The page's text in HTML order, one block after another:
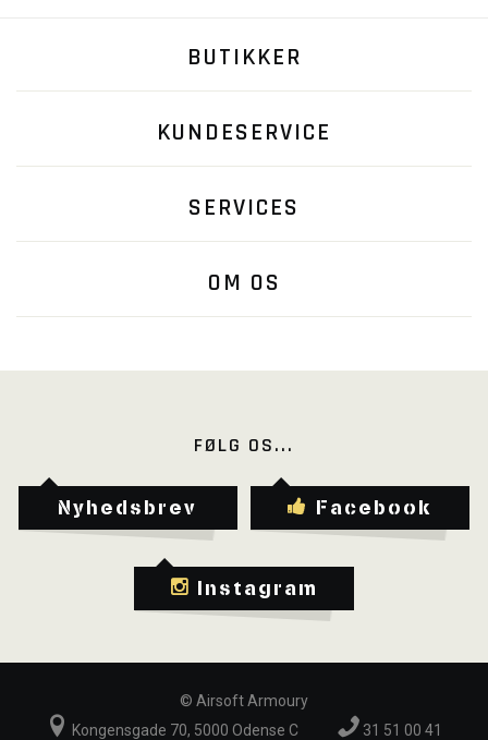
BUTIKKER
KUNDESERVICE
SERVICES
OM OS
FØLG OS...
Nyhedsbrev Facebook
Instagram
© Airsoft Armoury
Kongensgade 70, 5000 Odense C
31 51 00 41